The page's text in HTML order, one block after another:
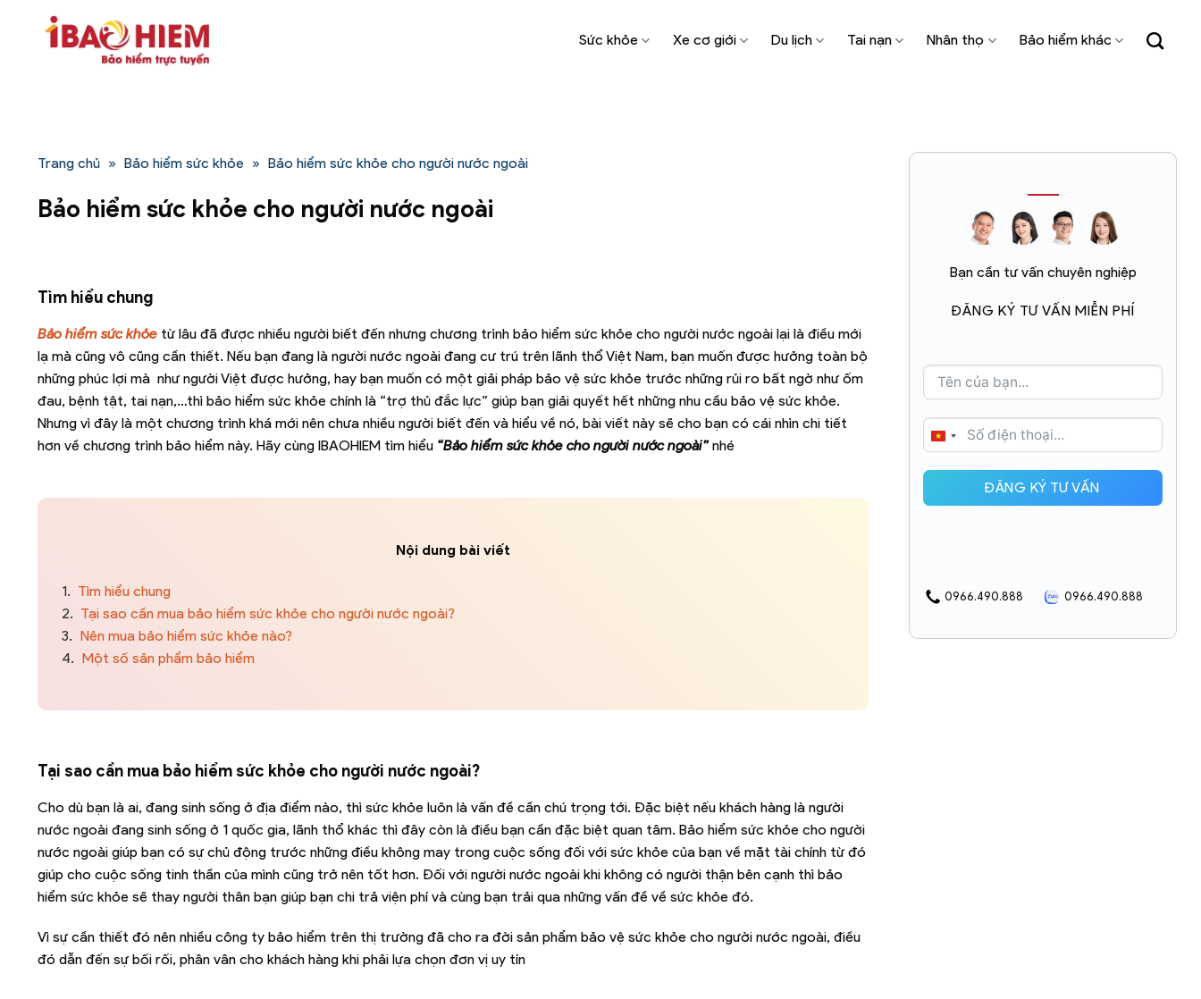
Sức khỏe Xe cơ giới Du lịch Tai nạn Nhân thọ Bảo hiểm khác
Trang chủ » Bảo hiểm sức khỏe » Bảo hiểm sức khỏe cho người nước ngoài
Bảo hiểm sức khỏe cho người nước ngoài
Tìm hiểu chung
Bảo hiểm sức khỏe từ lâu đã được nhiều người biết đến nhưng chương trình bảo hiểm sức khỏe cho người nước ngoài lại là điều mới
lạ mà cũng vô cũng cần thiết. Nếu bạn đang là người nước ngoài đang cư trú trên lãnh thổ Việt Nam, bạn muốn được hưởng toàn bộ
những phúc lợi mà như người Việt được hưởng, hay bạn muốn có một giải pháp bảo vệ sức khỏe trước những rủi ro bất ngờ như ốm
đau, bệnh tật, tai nạn,…thì bảo hiểm sức khỏe chính là “trợ thủ đắc lực” giúp bạn giải quyết hết những nhu cầu bảo vệ sức khỏe.
Nhưng vì đây là một chương trình khá mới nên chưa nhiều người biết đến và hiểu về nó, bài viết này sẽ cho bạn có cái nhìn chi tiết
hơn về chương trình bảo hiểm này. Hãy cùng IBAOHIEM tìm hiểu “Bảo hiểm sức khỏe cho người nước ngoài”nhé
Nội dung bài viết
1. Tìm hiểu chung
2. Tại sao cần mua bảo hiểm sức khỏe cho người nước ngoài?
3. Nên mua bảo hiểm sức khỏe nào?
4. Một số sản phẩm bảo hiểm
Tại sao cần mua bảo hiểm sức khỏe cho người nước ngoài?
Cho dù bạn là ai, đang sinh sống ở địa điểm nào, thì sức khỏe luôn là vấn đề cần chú trọng tới. Đặc biệt nếu khách hàng là người
nước ngoài đang sinh sống ở 1 quốc gia, lãnh thổ khác thì đây còn là điều bạn cần đặc biệt quan tâm. Bảo hiểm sức khỏe cho người
nước ngoài giúp bạn có sự chủ động trước những điều không may trong cuộc sống đối với sức khỏe của bạn về mặt tài chính từ đó
giúp cho cuộc sống tinh thần của mình cũng trở nên tốt hơn. Đối với người nước ngoài khi không có người thận bên cạnh thì bảo
hiểm sức khỏe sẽ thay người thân bạn giúp bạn chi trả viện phí và cùng bạn trải qua những vấn đề về sức khỏe đó.
Vì sự cần thiết đó nên nhiều công ty bảo hiểm trên thị trường đã cho ra đời sản phẩm bảo vệ sức khỏe cho người nước ngoài, điều
đó dẫn đến sự bối rối, phân vân cho khách hàng khi phải lựa chọn đơn vị uy tín
Bạn cần tư vấn chuyên nghiệp
ĐĂNG KÝ TƯ VẤN MIỄN PHÍ
VIETNAM
ĐĂNG KÝ TƯ VẤN
0966.490.888 0966.490.888